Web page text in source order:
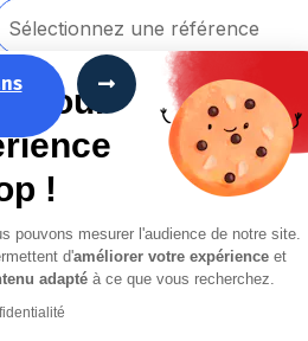
pour
!
pouvons mesurer l'audience de notre site.
d'améliorer votre expérience et
adapté à ce que vous recherchez.
Ajouter une référence